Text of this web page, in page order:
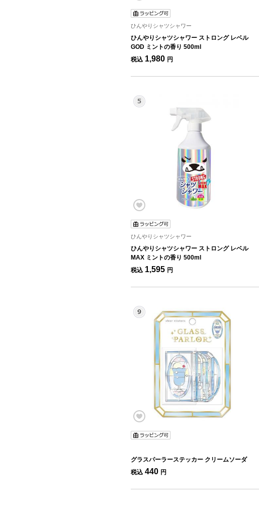
ひんやりシャツシャワー
ひんやりシャツシャワー ストロング レベル
GOD ミントの香り 500ml
税込 1,980 円
ひんやりシャツシャワー
ひんやりシャツシャワー ストロング レベル
MAX ミントの香り 500ml
税込 1,595 円
グラスパーラーステッカー クリームソーダ
税込 440 円